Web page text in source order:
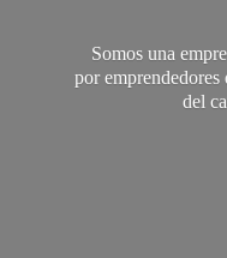
Somos una
por
del